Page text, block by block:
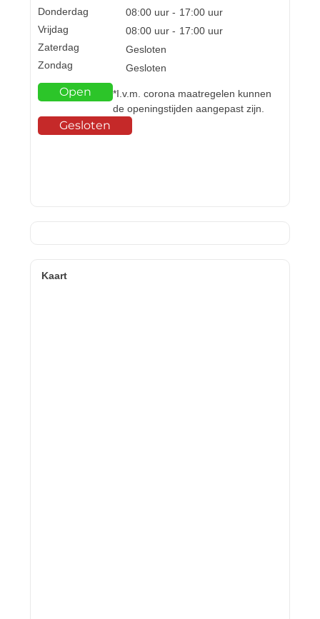
Donderdag
Vrijdag
Zaterdag
Zondag
08:00 uur - 17:00 uur
08:00 uur - 17:00 uur
Gesloten
Gesloten
Open
*I.v.m. corona maatregelen kunnen
de openingstijden aangepast zijn.
Gesloten
Kaart